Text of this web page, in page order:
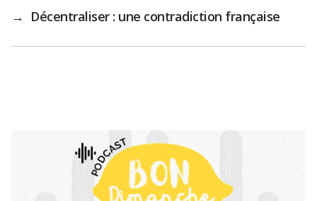
→ Décentraliser : une contradiction française